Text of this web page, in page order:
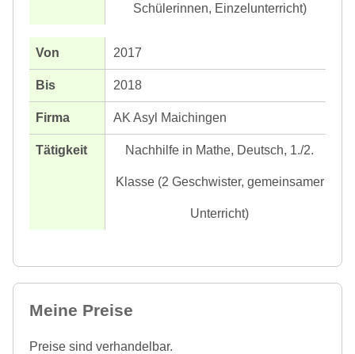
Schülerinnen, Einzelunterricht)
2017
2018
AK Asyl Maichingen
Nachhilfe in Mathe, Deutsch, 1./2.
Klasse (2 Geschwister, gemeinsamer
Unterricht)
Meine Preise
Preise sind verhandelbar.